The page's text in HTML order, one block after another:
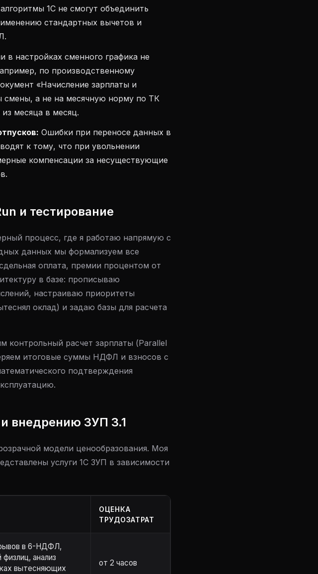
1С не смогут объединить
стандартных вычетов и
в настройках сменного графика не
по производственному
«Начисление зарплаты и
смены, а не на месячную норму по ТК
из месяца в месяц.
Ошибки при переносе данных в
к тому, что при увольнении
компенсации за несуществующие
и тестирование
процесс, где я работаю напрямую с
данных мы формализуем все
оплата, премии процентом от
в базе: прописываю
настраиваю приоритеты
оклад) и задаю базы для расчета
контрольный расчет зарплаты (Parallel
итоговые суммы НДФЛ и взносов с
подтверждения
внедрению ЗУП 3.1
модели ценообразования. Моя
услуги 1С ЗУП в зависимости
ОЦЕНКА
ТРУДОЗАТРАТ
в 6-НДФЛ,
анализ
вытесняющих
от 2 часов